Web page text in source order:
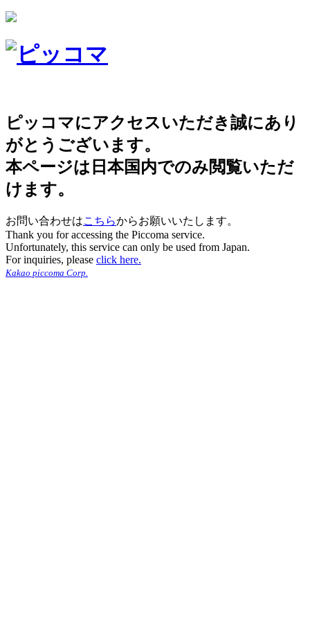
ピッコマにアクセスいただき誠にあり
がとうございます。
本ページは日本国内でのみ閲覧いただ
けます。
お問い合わせはこちらからお願いいたします。
Thank you for accessing the Piccoma service.
Unfortunately, this service can only be used from Japan.
For inquiries, please click here.
Kakao piccoma Corp.